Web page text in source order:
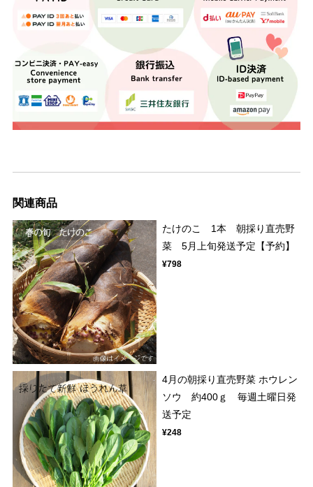
関連商品
たけのこ 1本 朝採り直売野
菜 5月上旬発送予定【予約】
¥798
4月の朝採り直売野菜 ホウレン
ソウ 約400ｇ 毎週土曜日発
送予定
¥248